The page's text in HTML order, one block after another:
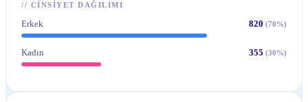
// CINSIYET DAĞILIMI
Erkek 820 (70%)
Kadın 355 (30%)